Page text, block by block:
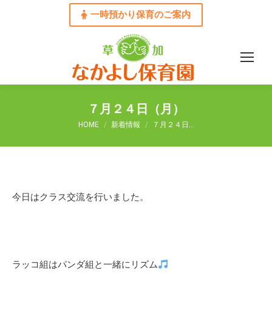
一時預かり保育のご案内
７月２４日（月）
You are here:
HOME 新着情報 ７月２４日…
今日はクラス交流を行いました。
ラッコ組はパンダ組と一緒にリズム